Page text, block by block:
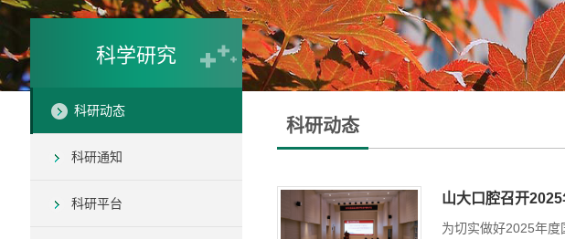
科学研究
科研动态
科研通知
科研平台
科研动态
山大口腔召开
为切实做好2025年